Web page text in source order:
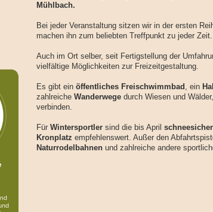
Mühlbach.
Bei jeder Veranstaltung sitzen wir in der ersten
machen ihn zum beliebten Treffpunkt zu jeder Zeit.
Auch im Ort selber, seit Fertigstellung der
vielfältige Möglichkeiten zur Freizeitgestaltung.
Es gibt ein öffentliches Freischwimmbad , ein
zahlreiche Wanderwege durch Wiesen und
verbinden.
Für Wintersportler sind die bis April
Kronplatz empfehlenswert. Außer den
Naturrodelbahnen und zahlreiche andere